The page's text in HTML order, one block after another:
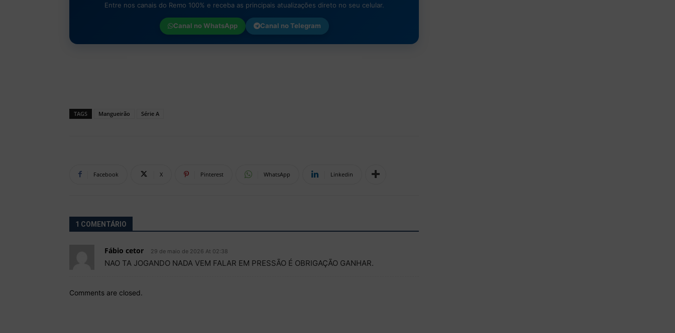
Entre nos canais do Remo 100% e receba as principais atualizações direto no seu celular.
Canal noWhatsApp Canal noTelegram
TAGS Mangueirão Série A
Facebook X Pinterest WhatsApp Linkedin
1 COMENTÁRIO
Fábio cetor 29 de maio de 2026 At 02:38
NAO TA JOGANDO NADA VEM FALAR EM PRESSÃO É OBRIGAÇÃO GANHAR.
Comments are closed.